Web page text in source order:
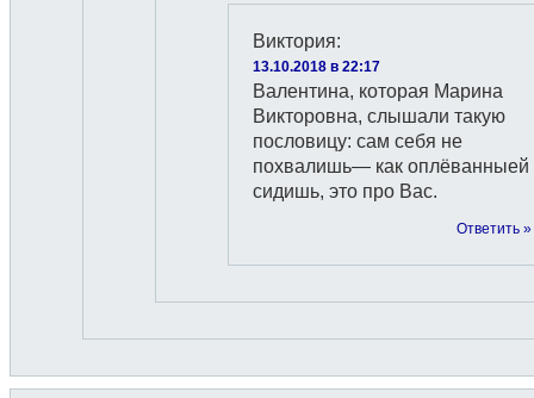
Виктория:
13.10.2018 в 22:17
Валентина, которая Марина
Викторовна, слышали такую
пословицу: сам себя не
похвалишь— как оплёванныей
сидишь, это про Вас.
Ответить »